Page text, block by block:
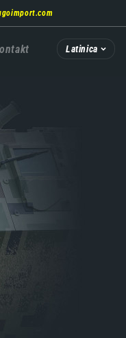
Latinica